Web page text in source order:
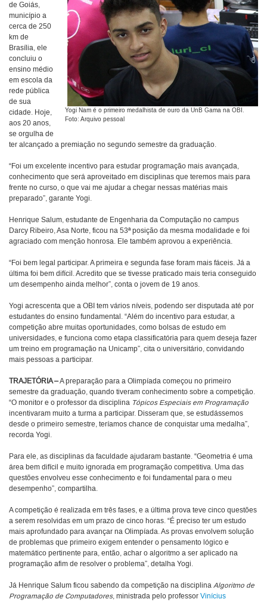
Yogi Nam é o primeiro medalhista de ouro da UnB Gama na OBI.
Foto: Arquivo pessoal
de Goiás,
município a
cerca de 250
km de
Brasília, ele
concluiu o
ensino médio
em escola da
rede pública
de sua
cidade. Hoje,
aos 20 anos,
se orgulha de
ter alcançado a premiação no segundo semestre da graduação.
“Foi um excelente incentivo para estudar programação mais avançada,
conhecimento que será aproveitado em disciplinas que teremos mais para
frente no curso, o que vai me ajudar a chegar nessas matérias mais
preparado”, garante Yogi.
Henrique Salum, estudante de Engenharia da Computação no campus
Darcy Ribeiro, Asa Norte, ficou na 53ª posição da mesma modalidade e foi
agraciado com menção honrosa. Ele também aprovou a experiência.
“Foi bem legal participar. A primeira e segunda fase foram mais fáceis. Já a
última foi bem difícil. Acredito que se tivesse praticado mais teria conseguido
um desempenho ainda melhor”, conta o jovem de 19 anos.
Yogi acrescenta que a OBI tem vários níveis, podendo ser disputada até por
estudantes do ensino fundamental. “Além do incentivo para estudar, a
competição abre muitas oportunidades, como bolsas de estudo em
universidades, e funciona como etapa classificatória para quem deseja fazer
um treino em programação na Unicamp”, cita o universitário, convidando
mais pessoas a participar.
TRAJETÓRIA –A preparação para a Olimpíada começou no primeiro
semestre da graduação, quando tiveram conhecimento sobre a competição.
“O monitor e o professor da disciplina Tópicos Especiais em Programação
incentivaram muito a turma a participar. Disseram que, se estudássemos
desde o primeiro semestre, teríamos chance de conquistar uma medalha”,
recorda Yogi.
Para ele, as disciplinas da faculdade ajudaram bastante. “Geometria é uma
área bem difícil e muito ignorada em programação competitiva. Uma das
questões envolveu esse conhecimento e foi fundamental para o meu
desempenho”, compartilha.
A competição é realizada em três fases, e a última prova teve cinco questões
a serem resolvidas em um prazo de cinco horas. “É preciso ter um estudo
mais aprofundado para avançar na Olimpíada. As provas envolvem solução
de problemas que primeiro exigem entender o pensamento lógico e
matemático pertinente para, então, achar o algoritmo a ser aplicado na
programação afim de resolver o problema”, detalha Yogi.
Já Henrique Salum ficou sabendo da competição na disciplina Algoritmo de
Programação de Computadores, ministrada pelo professor Vinícius